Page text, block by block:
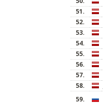
51.
52.
53.
54.
55.
56.
57.
58.
59.